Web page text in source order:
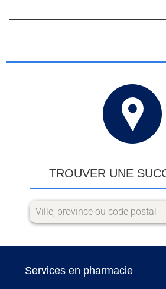
TROUVER UNE
Services en pharmacie